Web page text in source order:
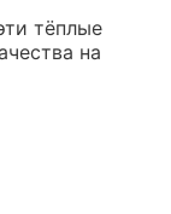
тёплые
на